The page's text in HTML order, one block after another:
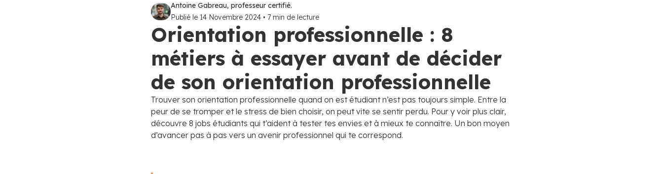
Antoine Gabreau, professeur certifié.
Publié le 14 Novembre 2024 • 7 min de lecture
Orientation professionnelle : 8
métiers à essayer avant de décider
de son orientation professionnelle
Trouver son orientation professionnelle quand on est étudiant n’est pas toujours simple. Entre la
peur de se tromper et le stress de bien choisir, on peut vite se sentir perdu. Pour y voir plus clair,
découvre 8 jobs étudiants qui t’aident à tester tes envies et à mieux te connaître. Un bon moyen
d’avancer pas à pas vers un avenir professionnel qui te correspond.